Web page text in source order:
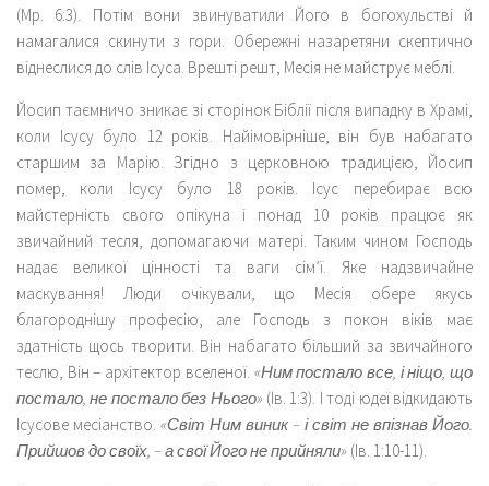
(Мр. 6:3). Потім вони звинуватили Його в богохульстві й
намагалися скинути з гори. Обережні назаретяни скептично
віднеслися до слів Ісуса. Врешті решт, Месія не майструє меблі.
Йосип таємничо зникає зі сторінок Біблії після випадку в Храмі,
коли Ісусу було 12 років. Найімовірніше, він був набагато
старшим за Марію. Згідно з церковною традицією, Йосип
помер, коли Ісусу було 18 років. Ісус перебирає всю
майстерність свого опікуна і понад 10 років працює як
звичайний тесля, допомагаючи матері. Таким чином Господь
надає великої цінності та ваги сім’ї. Яке надзвичайне
маскування! Люди очікували, що Месія обере якусь
благороднішу професію, але Господь з покон віків має
здатність щось творити. Він набагато більший за звичайного
теслю, Він – архітектор вселеної. «Ним постало все, і ніщо, що
постало, не постало без Нього» (Ів. 1:3). І тоді юдеї відкидають
Ісусове месіанство. «Світ Ним виник – і світ не впізнав Його.
Прийшов до своїх, – а свої Його не прийняли» (Ів. 1:10-11).